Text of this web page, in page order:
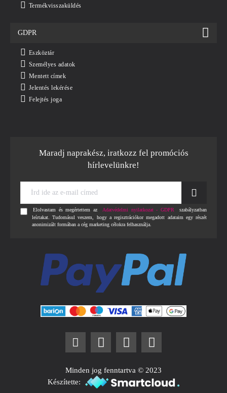
Termékvisszaküldés
GDPR
Eszköztár
Személyes adatok
Mentett címek
Jelentés lekérése
Felejtés joga
Maradj naprakész, iratkozz fel promóciós
hírlevelünkre!
az
e-
Elolvastam és megértettem az Adatvédelmi nyilatkozat - GDPR
szabályzatban
leírtakat. Tudomásul veszem, hogy a regisztrációkor megadott adataim egy részét
anonimizált formában a cég marketing célokra felhasználja.
Minden jog fenntartva © 2023
Készítette: